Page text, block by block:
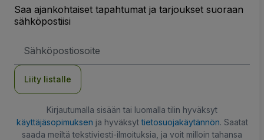
Saa ajankohtaiset tapahtumat ja tarjoukset suoraan
sähköpostiisi
Liity listalle
Kirjautumalla sisään tai luomalla tilin hyväksyt
käyttäjäsopimuksen ja hyväksyttietosuojakäytännön. Saatat
saada meiltä tekstiviesti-ilmoituksia, ja voit milloin tahansa